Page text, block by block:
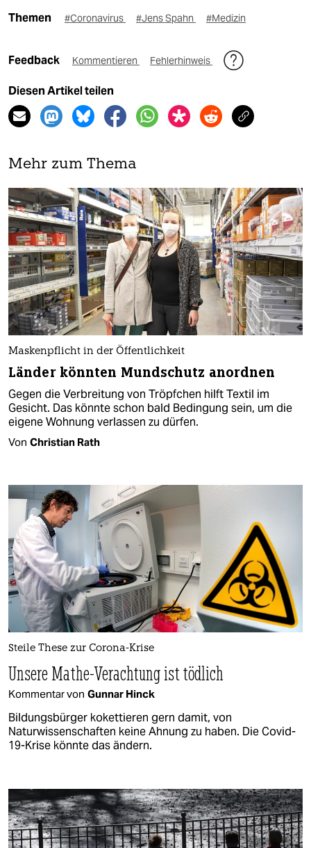
Themen #Coronavirus #Jens Spahn #Medizin
Feedback Kommentieren Fehlerhinweis
Diesen Artikel teilen
Mehr zum Thema
Maskenpflicht in der Öffentlichkeit
Länder könnten Mundschutz anordnen
Gegen die Verbreitung von Tröpfchen hilft Textil im
Gesicht. Das könnte schon bald Bedingung sein, um die
eigene Wohnung verlassen zu dürfen.
Von Christian Rath
Steile These zur Corona-Krise
Unsere Mathe-Verachtung ist tödlich
Kommentar von Gunnar Hinck
Bildungsbürger kokettieren gern damit, von
Naturwissenschaften keine Ahnung zu haben. Die Covid-
19-Krise könnte das ändern.